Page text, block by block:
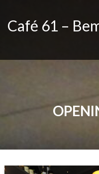
Café 61 –